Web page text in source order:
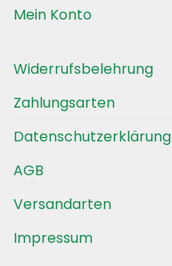
Mein Konto
Widerrufsbelehrung
Zahlungsarten
Datenschutzerklärung
AGB
Versandarten
Impressum